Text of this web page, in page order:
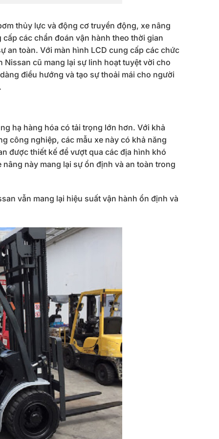
thủy lực và động cơ truyền động, xe nâng
các chẩn đoán vận hành theo thời gian
an toàn. Với màn hình LCD cung cấp các chức
cũ mang lại sự linh hoạt tuyệt vời cho
điều hướng và tạo sự thoải mái cho người
hạ hàng hóa có tải trọng lớn hơn. Với khả
công nghiệp, các mẫu xe này có khả năng
được thiết kế để vượt qua các địa hình khó
này mang lại sự ổn định và an toàn trong
vẫn mang lại hiệu suất vận hành ổn định và